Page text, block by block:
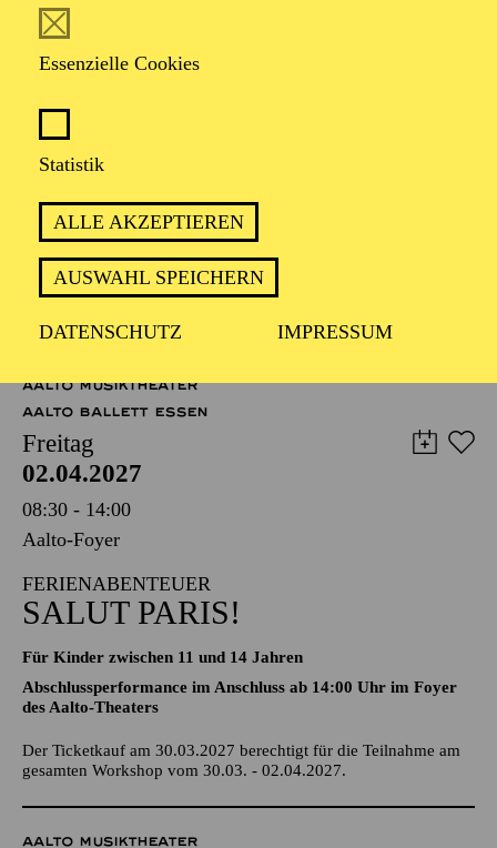
Essenzielle Cookies
Statistik
ALLE AKZEPTIEREN
AUSWAHL SPEICHERN
DATENSCHUTZ IMPRESSUM
AALTO MUSIKTHEATER
Donnerstag
Aalto-Theater
WIENER BLUT
Zusammengestellt, bearbeitet und ergänzt von Adolf Müller
junior; Libretto von Viktor Léon und Leo Stein
TICKETS
51,00 45,00 35,00 30,00 23,00 11,00€
AALTO MUSIKTHEATER
AALTO BALLETT ESSEN
Freitag
02.04.2027
08:30 - 14:00
Aalto-Foyer
FERIENABENTEUER
SALUT PARIS!
Abschlussperformance im Anschluss ab 14:00 Uhr im Foyer
des Aalto-Theaters
gesamten Workshop vom 30.03. - 02.04.2027.